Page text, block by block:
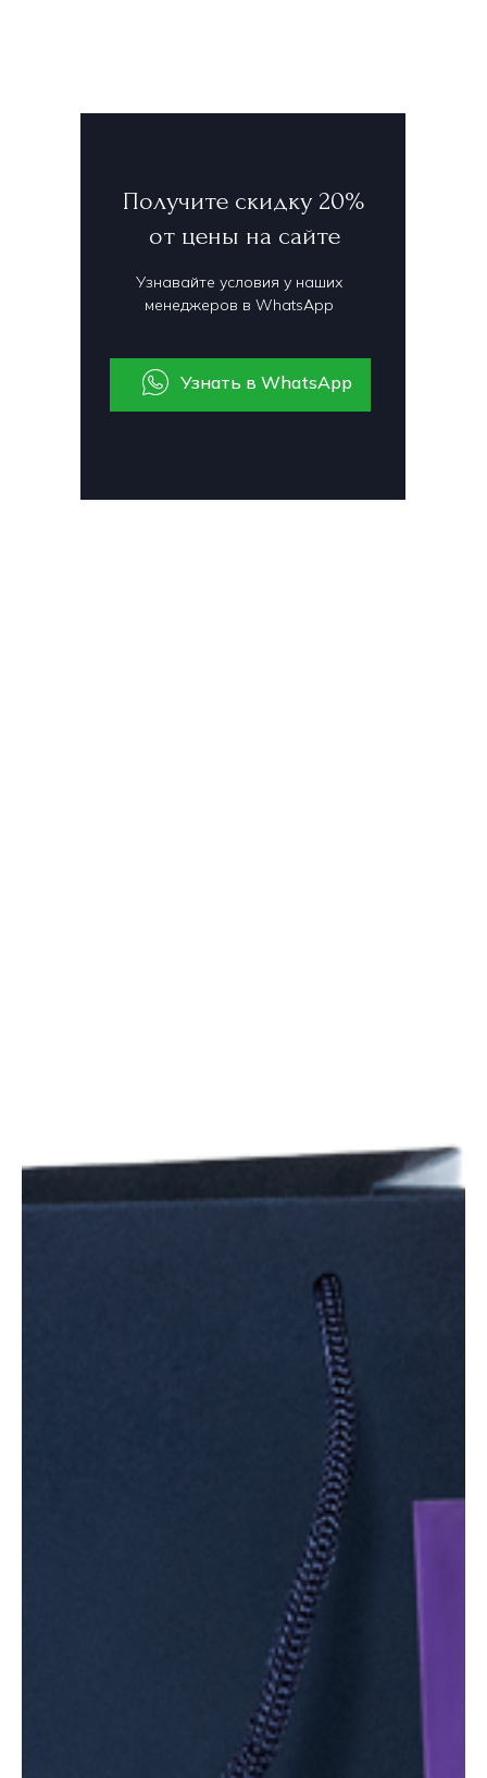
Получите скидку 20%
от цены на сайте
Узнавайте условия у наших
менеджеров в WhatsApp
Узнать в WhatsApp